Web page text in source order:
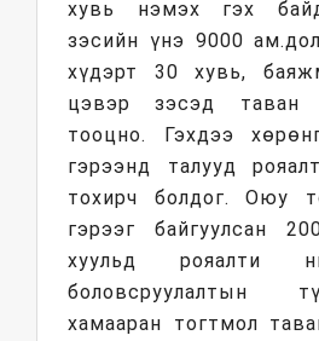
хувь нэмэх гэх
зэсийн үнэ 9000
хүдэрт 30 хувь,
цэвэр зэсэд таван
тооцно. Гэхдээ
гэрээнд талууд
тохирч болдог. Оюу
гэрээг байгуулсан
хуульд
боловсруулалтын
хамааран тогтмол